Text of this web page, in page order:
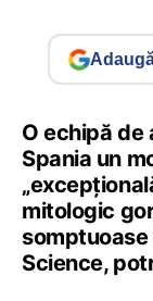
O echipă de
Spania un
mitologic
somptuoase
Science,